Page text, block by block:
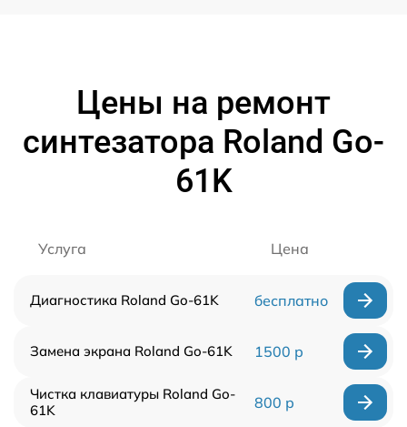
Цены на ремонт
синтезатора Roland Go-
61K
Услуга Цена
Диагностика Roland Go-61K бесплатно
Замена экрана Roland Go-61K 1500 р
Чистка клавиатуры Roland Go-
61K
800 р